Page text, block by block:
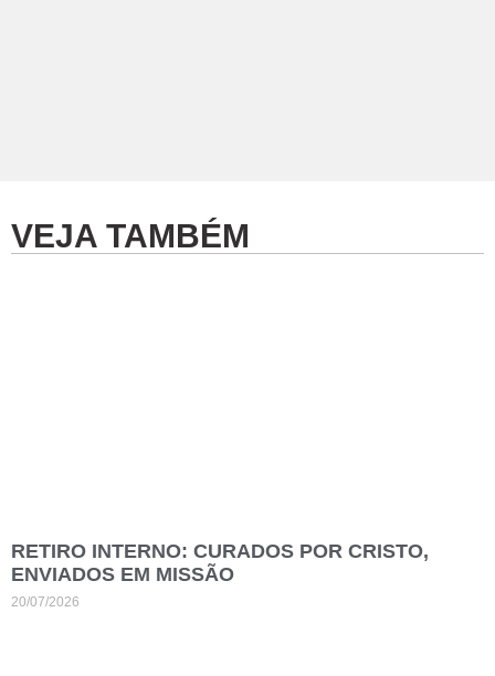
VEJA TAMBÉM
RETIRO INTERNO: CURADOS POR CRISTO,
ENVIADOS EM MISSÃO
20/07/2026